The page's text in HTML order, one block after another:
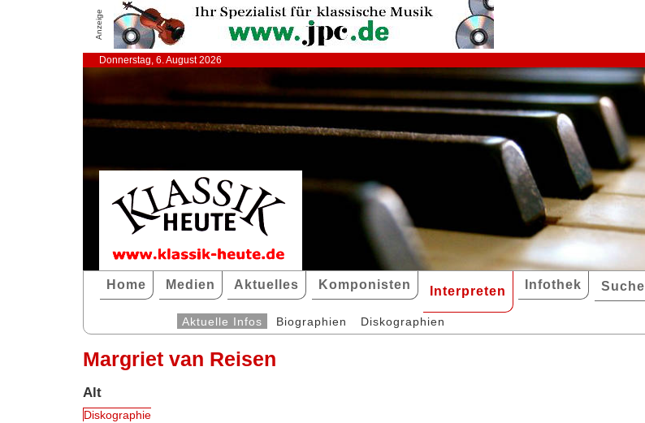
Anzeige
Donnerstag, 6. August 2026
Home Medien Aktuelles Komponisten Interpreten Infothek Suche
Aktuelle Infos Biographien Diskographien
Margriet van Reisen
Alt
Diskographie